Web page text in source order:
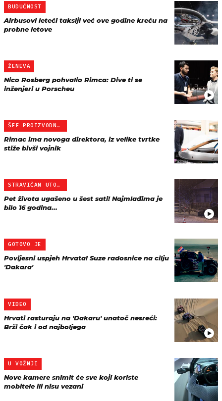
BUDUĆNOST
Airbusovi leteći taksiji već ove godine kreću na
probne letove
ŽENEVA
Nico Rosberg pohvalio Rimca: Dive ti se
inženjeri u Porscheu
ŠEF PROIZVODNJE
Rimac ima novoga direktora, iz velike tvrtke
stiže bivši vojnik
STRAVIČAN UTORAK
Pet života ugašeno u šest sati! Najmlađima je
bilo 16 godina...
GOTOVO JE
Povijesni uspjeh Hrvata! Suze radosnice na cilju
'Dakara'
VIDEO
Hrvati rasturaju na 'Dakaru' unatoč nesreći:
Brži čak i od najboljega
U VOŽNJI
Nove kamere snimit će sve koji koriste
mobitele ili nisu vezani